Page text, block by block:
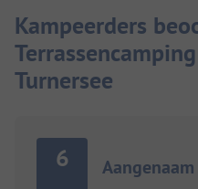
Kampeerders
Turnersee
6 Aangenaam